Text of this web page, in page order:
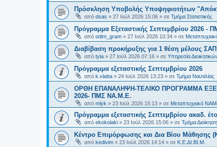
Πρόσκληση Υποβολής Υποψηφιοτήτων
από dsas » 27 Ιούλ 2026 15:06 » σε Τμήμα Στατιστικής
Πρόγραμμα Εξεταστικής Σεπτεμβρίου 2026 -
από odim_gram » 27 Ιούλ 2026 10:34 » σε
Διαβίβαση προκήρυξης για 1 θέση μέλους
από tyia » 27 Ιούλ 2026 07:16 » σε Υπηρεσία
Πρόγραμμα εξεταστικής Σεπτεμβρίου 2026
από k.vlatta » 24 Ιούλ 2026 13:23 » σε Τμήμα Ναυτιλίας
ΟΡΘΗ ΕΠΑΝΑΛΗΨΗ-ΤΕΛΙΚΟ ΠΡΟΓΡΑΜΜΑ
2026- ΠΜΣ ΝΑ.Μ.Ε.
από mlyk » 23 Ιούλ 2026 15:13 » σε Μεταπτυχιακό
Πρόγραμμα εξεταστικής Σεπτεμβρίου ακαδ.
από ekokolaki » 23 Ιούλ 2026 15:06 » σε Τμήμα
Κέντρο Επιμόρφωσης και Δια Βίου Μάθησης
από kedivim » 23 Ιούλ 2026 14:14 » σε Κ.Ε.ΔΙ.ΒΙ.Μ.